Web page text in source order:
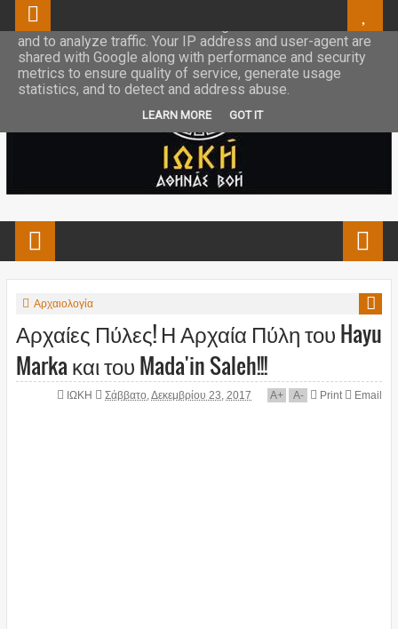
Αρχαιολογία
Αρχαίες Πύλες! Η Αρχαία Πύλη του Hayu
Marka και του Mada'in Saleh!!!
ΙΩΚΗ Σάββατο, Δεκεμβρίου 23, 2017 A+ A- Print Email
This site uses cookies from Google to deliver its services
and to analyze traffic. Your IP address and user-agent are
shared with Google along with performance and security
metrics to ensure quality of service, generate usage
statistics, and to detect and address abuse.
LEARN MORE GOT IT